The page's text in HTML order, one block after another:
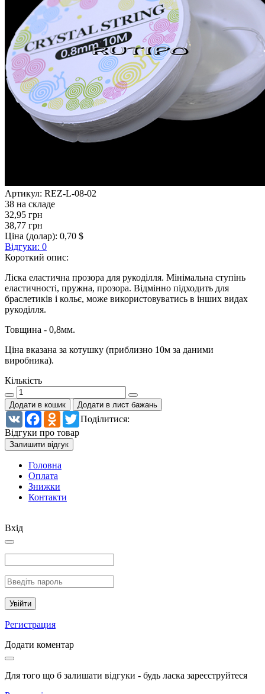
Артикул: REZ-L-08-02
38 на складе
32,95 грн
38,77 грн
Ціна (долар): 0,70 $
Відгуки: 0
Короткий опис:
Ліска еластична прозора для рукоділля. Мінімальна ступінь
еластичності, пружна, прозора. Відмінно підходить для
браслетиків і кольє, може використовуватись в інших видах
рукоділля.
Товщина - 0,8мм.
Ціна вказана за котушку (приблизно 10м за даними
виробника).
Кількість
Додати в кошик Додати в лист бажань
Поділитися:
VK FacebookOdnoklassniki
Twitter
Відгуки про товар
Залишити відгук
Головна
Оплата
Знижки
Контакти
Вхід
Увійти
Регистрация
Додати коментар
Для того що б залишати відгуки - будь ласка зареєструйтеся